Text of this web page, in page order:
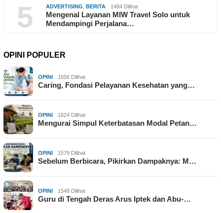
5 ADVERTISING BERITA 1484 Dilihat
Mengenal Layanan MIW Travel Solo untuk
Mendampingi Perjalana…
OPINI POPULER
OPINI 1656 Dilihat
Caring, Fondasi Pelayanan Kesehatan yang…
OPINI 1624 Dilihat
Mengurai Simpul Keterbatasan Modal Petan…
OPINI 1579 Dilihat
Sebelum Berbicara, Pikirkan Dampaknya: M…
OPINI 1548 Dilihat
Guru di Tengah Deras Arus Iptek dan Abu-…